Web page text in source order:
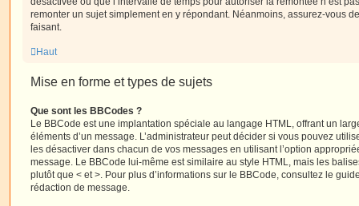
remonter un sujet simplement en y répondant. Néanmoins, assurez-vous
faisant.
Haut
Mise en forme et types de sujets
Que sont les BBCodes ?
Le BBCode est une implantation spéciale au langage HTML, offrant un
éléments d’un message. L’administrateur peut décider si vous pouvez
les désactiver dans chacun de vos messages en utilisant l’option
message. Le BBCode lui-même est similaire au style HTML, mais les
plutôt que < et >. Pour plus d’informations sur le BBCode, consultez le
rédaction de message.